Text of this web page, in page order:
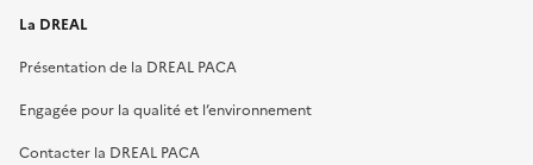
La DREAL
Présentation de la DREAL PACA
Engagée pour la qualité et l’environnement
Contacter la DREAL PACA